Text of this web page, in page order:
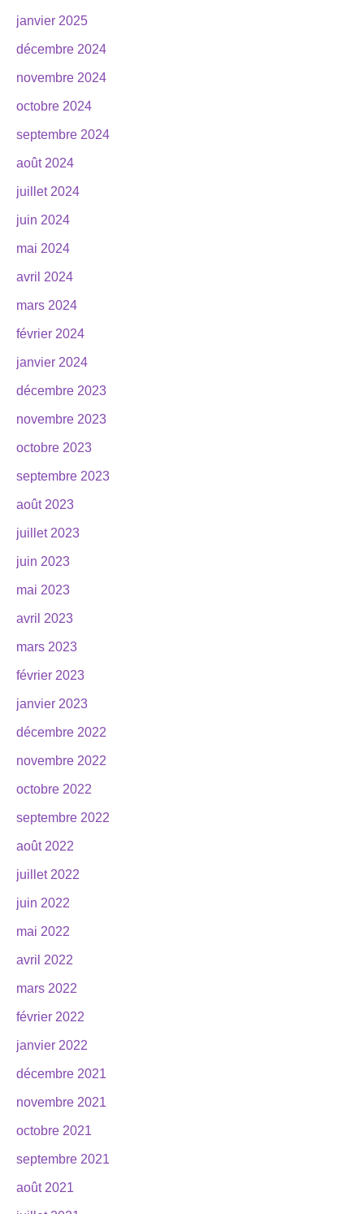
janvier 2025
décembre 2024
novembre 2024
octobre 2024
septembre 2024
août 2024
juillet 2024
juin 2024
mai 2024
avril 2024
mars 2024
février 2024
janvier 2024
décembre 2023
novembre 2023
octobre 2023
septembre 2023
août 2023
juillet 2023
juin 2023
mai 2023
avril 2023
mars 2023
février 2023
janvier 2023
décembre 2022
novembre 2022
octobre 2022
septembre 2022
août 2022
juillet 2022
juin 2022
mai 2022
avril 2022
mars 2022
février 2022
janvier 2022
décembre 2021
novembre 2021
octobre 2021
septembre 2021
août 2021